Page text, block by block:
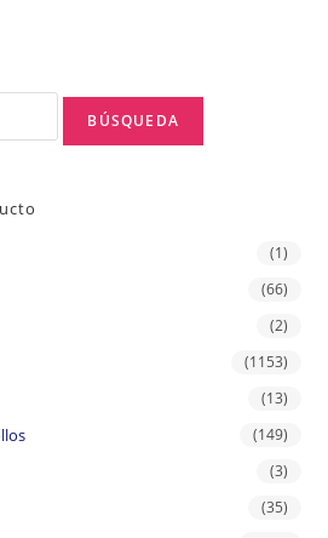
(1)
(66)
(2)
(1153)
(13)
(149)
(3)
(35)